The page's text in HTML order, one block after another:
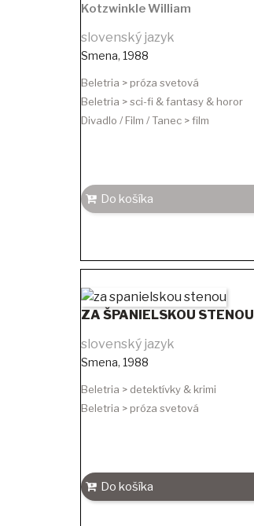
Kotzwinkle William
slovenský jazyk
Smena, 1988
Beletria > próza svetová
Beletria > sci-fi & fantasy & horor
Divadlo / Film / Tanec > film
Do košíka
ZA ŠPANIELSKOU STENOU
slovenský jazyk
Smena, 1988
Beletria > detektívky & krimi
Beletria > próza svetová
Do košíka